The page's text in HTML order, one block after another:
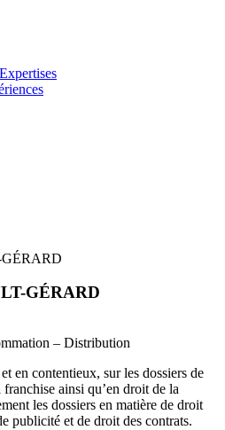
GÉRARD
– Distribution
en contentieux, sur les dossiers de
ainsi qu’en droit de la
les dossiers en matière de droit
publicité et de droit des contrats.